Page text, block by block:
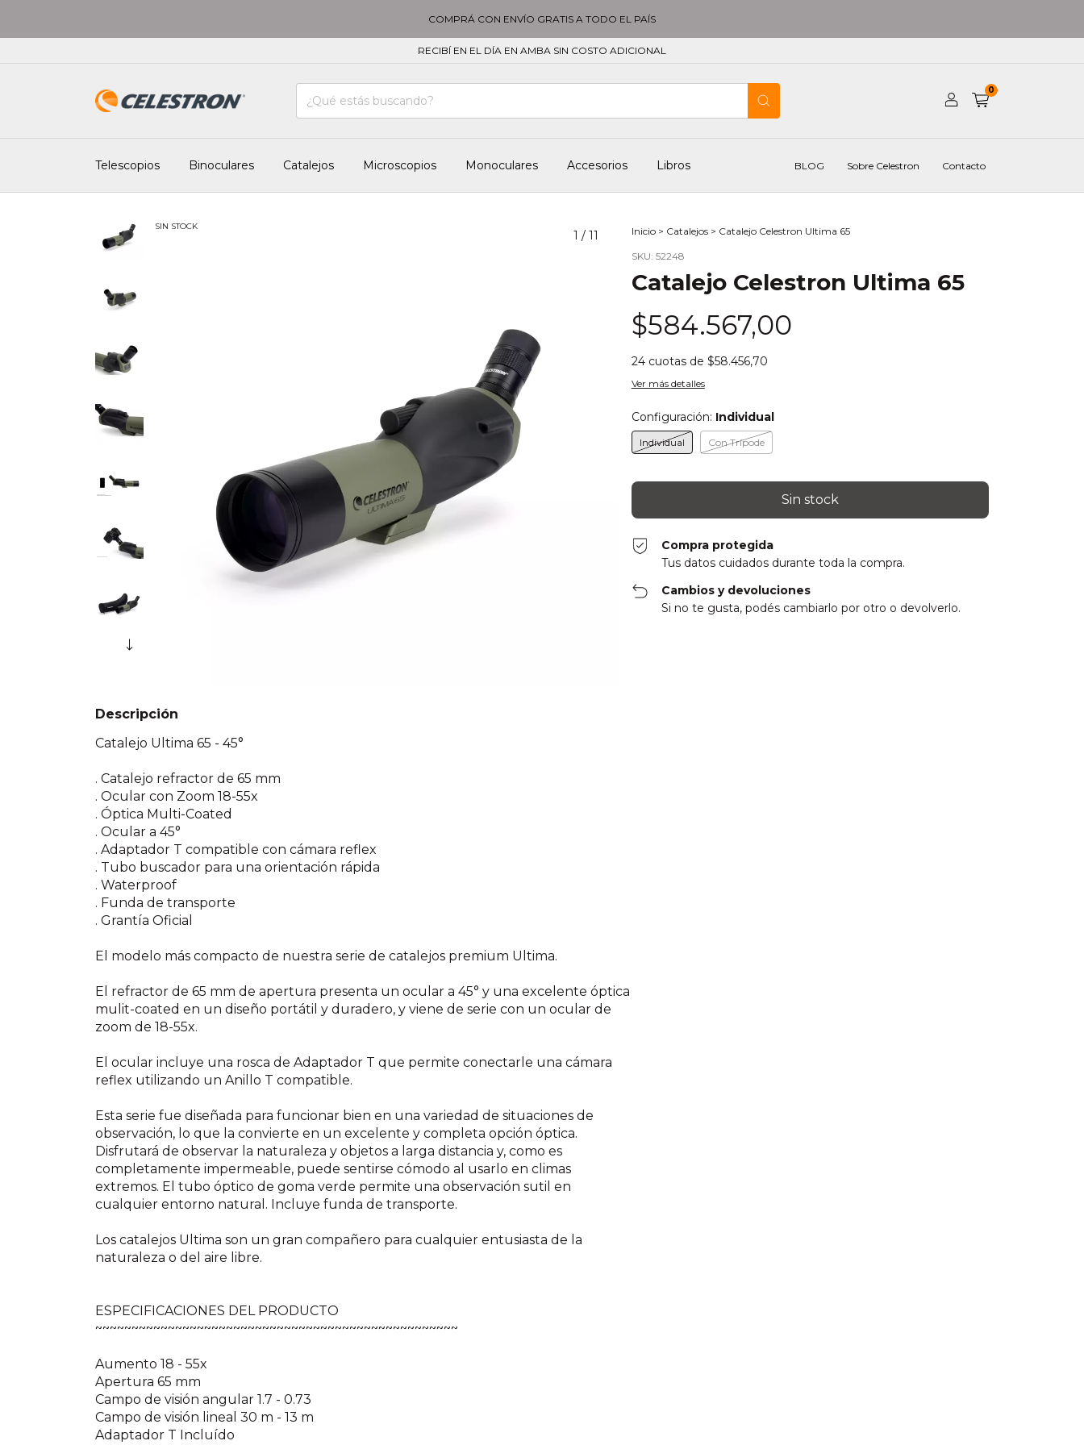
COMPRÁ CON ENVÍO GRATIS A TODO EL PAÍS
RECIBÍ EN EL DÍA EN AMBA SIN COSTO ADICIONAL
0
Telescopios Binoculares Catalejos Microscopios Monoculares Accesorios Libros BLOG Sobre Celestron Contacto
SIN STOCK
1 / 11 Inicio > Catalejos > Catalejo Celestron Ultima 65
SKU: 52248
Catalejo Celestron Ultima 65
$584.567,00
24 cuotas de $58.456,70
Ver más detalles
Configuración: Individual
Individual Con Trípode
Compra protegida
Tus datos cuidados durante toda la compra.
Cambios y devoluciones
Si no te gusta, podés cambiarlo por otro o devolverlo.
Descripción
Catalejo Ultima 65 - 45°
. Catalejo refractor de 65 mm
. Ocular con Zoom 18-55x
. Óptica Multi-Coated
. Ocular a 45°
. Adaptador T compatible con cámara reflex
. Tubo buscador para una orientación rápida
. Waterproof
. Funda de transporte
. Grantía Oficial
El modelo más compacto de nuestra serie de catalejos premium Ultima.
El refractor de 65 mm de apertura presenta un ocular a 45° y una excelente óptica
mulit-coated en un diseño portátil y duradero, y viene de serie con un ocular de
zoom de 18-55x.
El ocular incluye una rosca de Adaptador T que permite conectarle una cámara
reflex utilizando un Anillo T compatible.
Esta serie fue diseñada para funcionar bien en una variedad de situaciones de
observación, lo que la convierte en un excelente y completa opción óptica.
Disfrutará de observar la naturaleza y objetos a larga distancia y, como es
completamente impermeable, puede sentirse cómodo al usarlo en climas
extremos. El tubo óptico de goma verde permite una observación sutil en
cualquier entorno natural. Incluye funda de transporte.
Los catalejos Ultima son un gran compañero para cualquier entusiasta de la
naturaleza o del aire libre.
ESPECIFICACIONES DEL PRODUCTO
~~~~~~~~~~~~~~~~~~~~~~~~~~~~~~~~~~~~~~~~~~~~~~~~~~
Aumento 18 - 55x
Apertura 65 mm
Campo de visión angular 1.7 - 0.73
Campo de visión lineal 30 m - 13 m
Adaptador T Incluído